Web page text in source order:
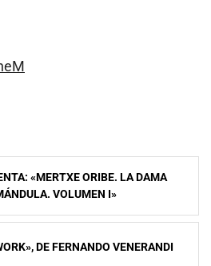
«MERTXE ORIBE. LA DAMA
VOLUMEN I»
DE FERNANDO VENERANDI